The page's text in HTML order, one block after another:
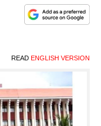
READ ENGLISH VERSION